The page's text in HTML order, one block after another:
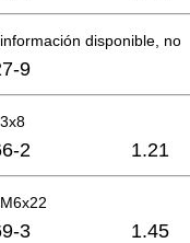
disponible, no
9
2 1.21
3 1.45